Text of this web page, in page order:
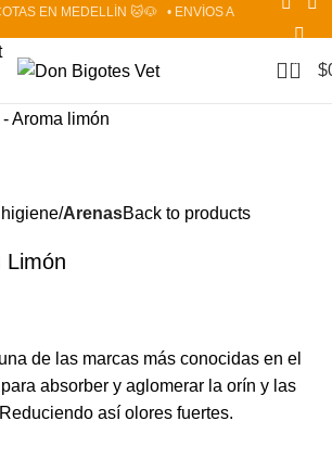
EN MEDELLÍN 🐱🐶
• ENVÍOS A
0 $
ArenasBack to products
Limón
de las marcas más conocidas en el
absorber y aglomerar la orín y las
así olores fuertes.